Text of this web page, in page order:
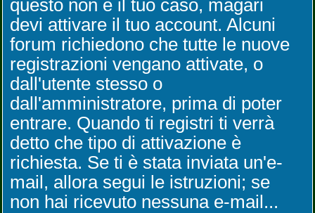
questo non è il tuo caso, magari
devi attivare il tuo account. Alcuni
forum richiedono che tutte le nuove
registrazioni vengano attivate, o
dall'utente stesso o
dall'amministratore, prima di poter
entrare. Quando ti registri ti verrà
detto che tipo di attivazione è
richiesta. Se ti è stata inviata un'e-
mail, allora segui le istruzioni; se
non hai ricevuto nessuna e-mail...